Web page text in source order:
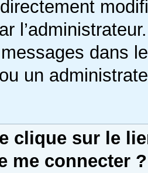
dans
un
clique sur le
me connecter ?